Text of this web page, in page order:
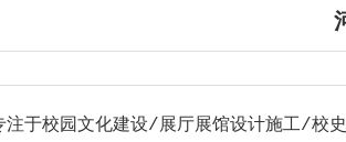
注于校园文化建设/展厅展馆设计施工/